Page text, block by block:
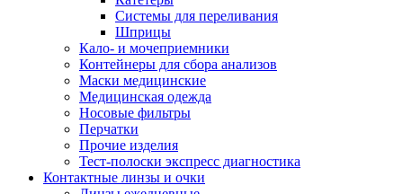
Системы для переливания
Шприцы
Кало- и мочеприемники
Контейнеры для сбора анализов
Маски медицинские
Медицинская одежда
Носовые фильтры
Перчатки
Прочие изделия
Тест-полоски экспресс диагностика
Контактные линзы и очки